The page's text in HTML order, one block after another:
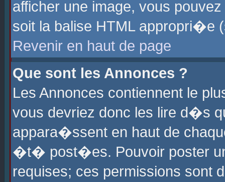
afficher une image, vous
soit la balise HTML
Revenir en haut de page
Que sont les Annonces ?
Les Annonces contiennent le
vous devriez donc les lire d�s
appara�ssent en haut de
�t� post�es. Pouvoir poster
requises; ces permissions sont